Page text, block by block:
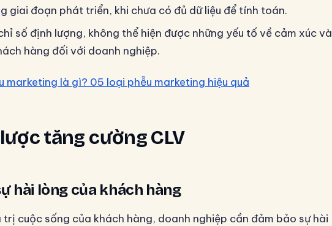
giai đoạn phát triển, khi chưa có đủ dữ liệu để tính toán.
số định lượng, không thể hiện được những yếu tố về cảm xúc và
hàng đối với doanh nghiệp.
marketing là gì? 05 loại phễu marketing hiệu quả
tăng cường CLV
hài lòng của khách hàng
cuộc sống của khách hàng, doanh nghiệp cần đảm bảo sự hài